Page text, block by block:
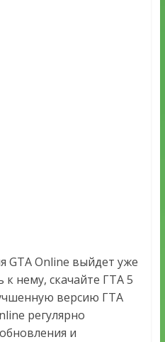
GTA Online выйдет уже
нему, скачайте ГТА 5
версию ГТА
регулярно
и